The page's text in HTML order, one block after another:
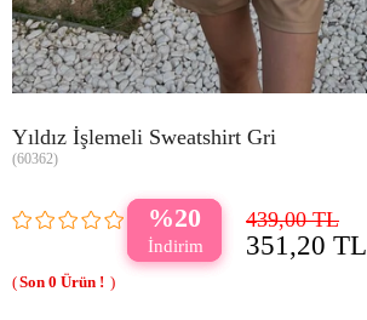
Yıldız İşlemeli Sweatshirt Gri
(60362)
20 439,00 TL
351,20 TL
0